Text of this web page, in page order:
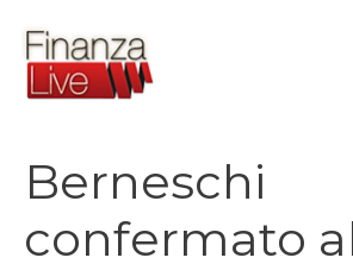
contenuto
Berneschi
confermato